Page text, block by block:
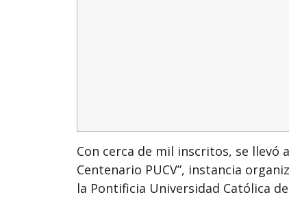
Con cerca de mil inscritos, se llevó
Centenario PUCV”, instancia
la Pontificia Universidad Católica